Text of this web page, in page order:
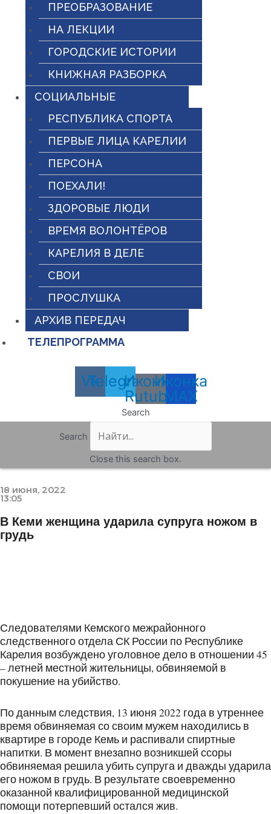
ПРЕОБРАЗОВАНИЕ
НА ЛЕКЦИИ
ГОРОДСКИЕ ИСТОРИИ
КНИЖНАЯ РАЗБОРКА
СОЦИАЛЬНЫЕ
РЕСПУБЛИКА СПОРТА
ПЕРВЫЕ ЛИЦА КАРЕЛИИ
ПЕРСОНА
ПОЕХАЛИ!
ЗДОРОВЫЕ ЛЮДИ
ВРЕМЯ ВОЛОНТЁРОВ
КАРЕЛИЯ В ДЕЛЕ
СВОИ
ПРОСЛУШКА
АРХИВ ПЕРЕДАЧ
ТЕЛЕПРОГРАММА
Vk
Telegram
Иконка
Rutube
Иконка
MAX
Search
Search
Close this search box.
18 июня, 2022
13:05
В Кеми женщина ударила супруга ножом в
грудь
Следователями Кемского межрайонного
следственного отдела СК России по Республике
Карелия возбуждено уголовное дело в отношении 45
– летней местной жительницы, обвиняемой в
покушение на убийство.
По данным следствия, 13 июня 2022 года в утреннее
время обвиняемая со своим мужем находились в
квартире в городе Кемь и распивали спиртные
напитки. В момент внезапно возникшей ссоры
обвиняемая решила убить супруга и дважды ударила
его ножом в грудь. В результате своевременно
оказанной квалифицированной медицинской
помощи потерпевший остался жив.